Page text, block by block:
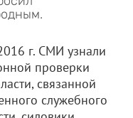
г. СМИ узнали
проверки
связанной
служебного